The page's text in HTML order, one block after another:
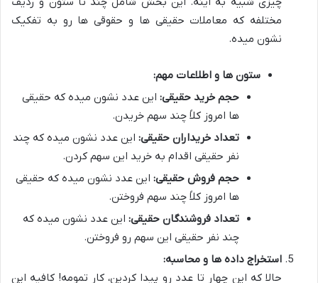
مختلفه که معاملات حقیقی ها و حقوقی ها رو به تفکیک
نشون میده.
ستون ها و اطلاعات مهم:
حجم خرید حقیقی: این عدد نشون میده که حقیقی
ها امروز کلاً چند سهم خریدن.
تعداد خریداران حقیقی: این عدد نشون میده که چند
نفر حقیقی اقدام به خرید این سهم کردن.
حجم فروش حقیقی: این عدد نشون میده که حقیقی
ها امروز کلاً چند سهم فروختن.
تعداد فروشندگان حقیقی: این عدد نشون میده که
چند نفر حقیقی این سهم رو فروختن.
استخراج داده ها و محاسبه:
حالا که این چهار تا عدد رو پیدا کردین، کار تمومه! کافیه این